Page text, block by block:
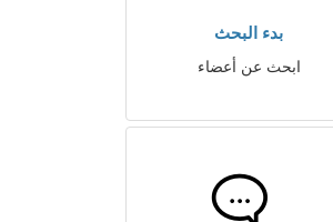
بدء البحث
ابحث عن أعضاء